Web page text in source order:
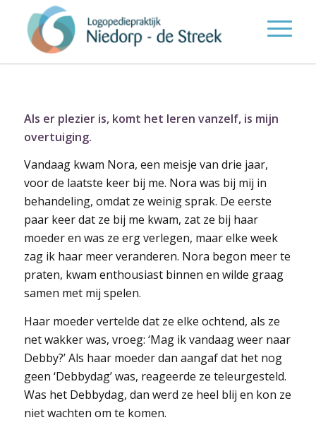
Als er plezier is, komt het leren vanzelf, is mijn
overtuiging.
Vandaag kwam Nora, een meisje van drie jaar,
voor de laatste keer bij me. Nora was bij mij in
behandeling, omdat ze weinig sprak. De eerste
paar keer dat ze bij me kwam, zat ze bij haar
moeder en was ze erg verlegen, maar elke week
zag ik haar meer veranderen. Nora begon meer te
praten, kwam enthousiast binnen en wilde graag
samen met mij spelen.
Haar moeder vertelde dat ze elke ochtend, als ze
net wakker was, vroeg: ‘Mag ik vandaag weer naar
Debby?’ Als haar moeder dan aangaf dat het nog
geen ‘Debbydag’ was, reageerde ze teleurgesteld.
Was het Debbydag, dan werd ze heel blij en kon ze
niet wachten om te komen.